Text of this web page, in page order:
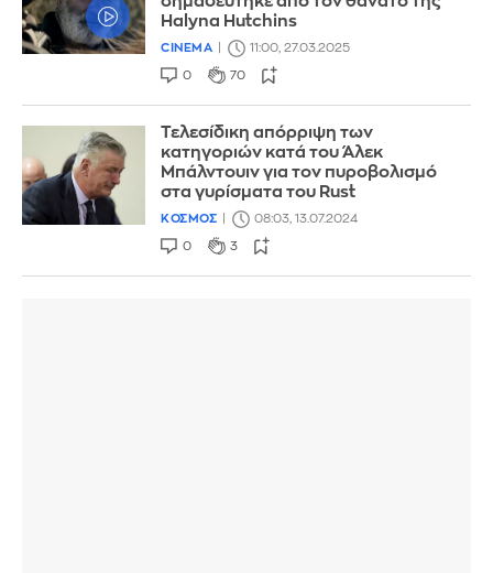
Halyna Hutchins
CINEMA 11:00, 27.03.2025
0 70
Τελεσίδικη απόρριψη των
κατηγοριών κατά του Άλεκ
Μπάλντουιν για τον πυροβολισμό
στα γυρίσματα του Rust
ΚΟΣΜΟΣ 08:03, 13.07.2024
0 3